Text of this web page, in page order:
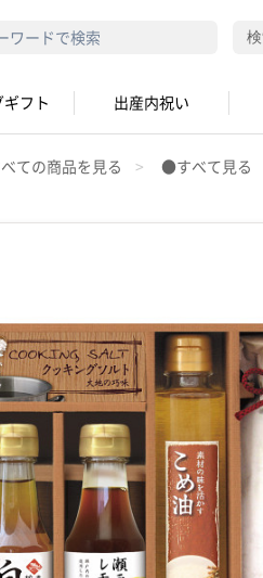
検索する
ギフト 出産内祝い
ての商品を見る ●すべて見る